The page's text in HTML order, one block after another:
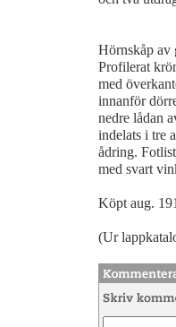
Hörnskåp av
Profilerat
med
innanför
nedre lådan
indelats i tre
ådring.
med svart
Köpt aug.
(Ur